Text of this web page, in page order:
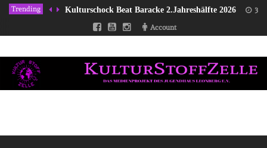
Trending Kulturschock Beat Baracke 2.Jahreshälfte 2026 31/
Account